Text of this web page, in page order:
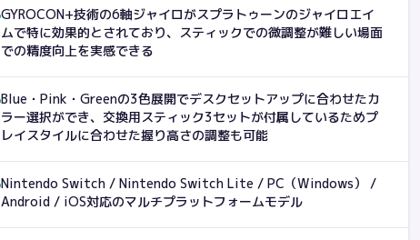
GYROCON+技術の6軸ジャイロがスプラトゥーンのジャイロエイ
ムで特に効果的とされており、スティックでの微調整が難しい場面
での精度向上を実感できる
Blue・Pink・Greenの3色展開でデスクセットアップに合わせたカ
ラー選択ができ、交換用スティック3セットが付属しているためプ
レイスタイルに合わせた握り高さの調整も可能
Nintendo Switch / Nintendo Switch Lite / PC（Windows） /
Android / iOS対応のマルチプラットフォームモデル